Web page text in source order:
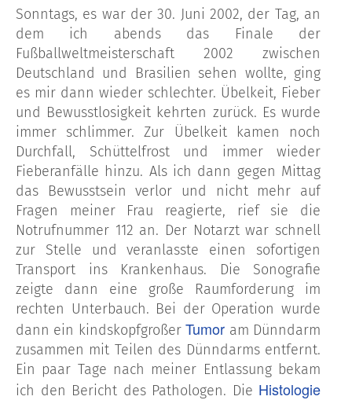
Sonntags, es war der 30. Juni 2002, der Tag, an
dem ich abends das Finale der
Fußballweltmeisterschaft 2002 zwischen
Deutschland und Brasilien sehen wollte, ging
es mir dann wieder schlechter. Übelkeit, Fieber
und Bewusstlosigkeit kehrten zurück. Es wurde
immer schlimmer. Zur Übelkeit kamen noch
Durchfall, Schüttelfrost und immer wieder
Fieberanfälle hinzu. Als ich dann gegen Mittag
das Bewusstsein verlor und nicht mehr auf
Fragen meiner Frau reagierte, rief sie die
Notrufnummer 112 an. Der Notarzt war schnell
zur Stelle und veranlasste einen sofortigen
Transport ins Krankenhaus. Die Sonografie
zeigte dann eine große Raumforderung im
rechten Unterbauch. Bei der Operation wurde
dann ein kindskopfgroßerTumor am Dünndarm
zusammen mit Teilen des Dünndarms entfernt.
Ein paar Tage nach meiner Entlassung bekam
ich den Bericht des Pathologen. Die Histologie